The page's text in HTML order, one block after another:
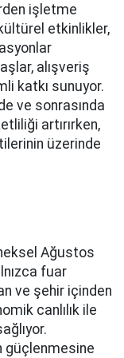
işletme
etkinlikler,
alışveriş
katkı sunuyor.
ve sonrasında
artırırken,
üzerinde
Ağustos
fuar
ve şehir içinden
canlılık ile
güçlenmesine